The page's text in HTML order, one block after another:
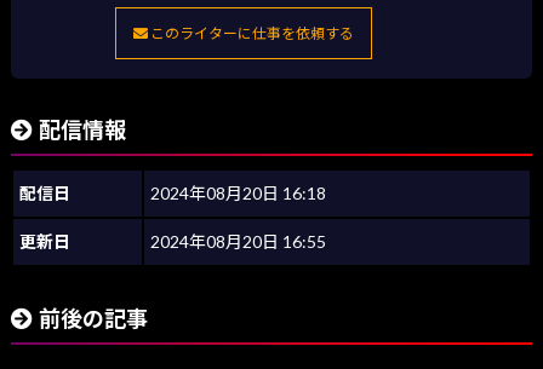
このライターに仕事を依頼する
配信情報
配信日 2024年08月20日 16:18
更新日 2024年08月20日 16:55
前後の記事